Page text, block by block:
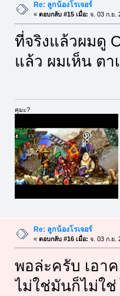
Re: ลูกน้องโรเจอร์
« ตอบกลับ #15 เมื่อ: จ. 03 ก.ย.
ที่จริงแล้วผมดู
แล้ว ผมเห็น ตา
คุมะ?
Re: ลูกน้องโรเจอร์
« ตอบกลับ #16 เมื่อ: จ. 03 ก.ย.
พอล่ะครับ เอ
ไม่ใช่มันก็ไม่ใ